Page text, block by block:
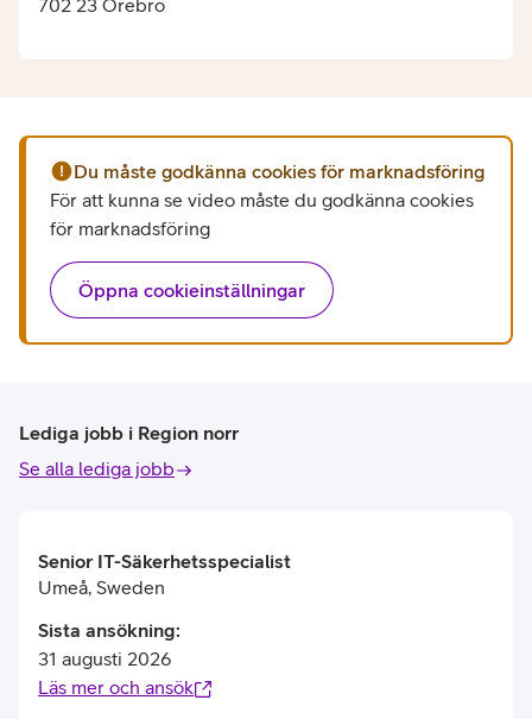
702 23 Örebro
Du måste godkänna cookies för marknadsföring
För att kunna se video måste du godkänna cookies
för marknadsföring
Öppna cookieinställningar
Lediga jobb i Region norr
Se alla lediga jobb
Senior IT-Säkerhetsspecialist
Umeå, Sweden
Sista ansökning:
31 augusti 2026
Läs mer och ansök